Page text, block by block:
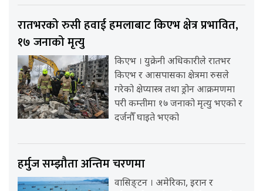
रातभरको रुसी हवाई हमलाबाट किएभ क्षेत्र प्रभावित,
१७ जनाको मृत्यु
किएभ । युक्रेनी अधिकारीले रातभर
किएभ र आसपासका क्षेत्रमा रुसले
गरेको क्षेप्यास्त्र तथा ड्रोन आक्रमणमा
परी कम्तीमा १७ जनाको मृत्यु भएको र
दर्जनौँ घाइते भएको
हर्मुज सम्झौता अन्तिम चरणमा
वासिङ्टन । अमेरिका, इरान र